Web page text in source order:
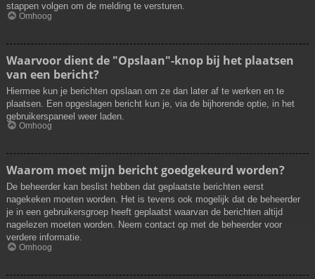
stappen volgen om de melding te versturen.
Omhoog
Waarvoor dient de "Opslaan"-knop bij het plaatsen
van een bericht?
Hiermee kun je berichten opslaan om ze dan later af te werken en te
plaatsen. Een opgeslagen bericht kun je, via de bijhorende optie, in het
gebruikerspaneel weer laden.
Omhoog
Waarom moet mijn bericht goedgekeurd worden?
De beheerder kan beslist hebben dat geplaatste berichten eerst
nagekeken moeten worden. Het is tevens ook mogelijk dat de beheerder
je in een gebruikersgroep heeft geplaatst waarvan de berichten altijd
nagelezen moeten worden. Neem contact op met de beheerder voor
verdere informatie.
Omhoog